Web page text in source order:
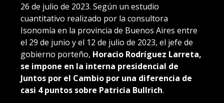
26 de julio de 2023. Según un estudio
cuantitativo realizado por la consultora
Isonomía en la provincia de Buenos Aires entre
el 29 de junio y el 12 de julio de 2023, el jefe de
gobierno porteño, Horacio Rodríguez Larreta,
se impone en la interna presidencial de
Juntos por el Cambio por una diferencia de
casi 4 puntos sobre Patricia Bullrich.